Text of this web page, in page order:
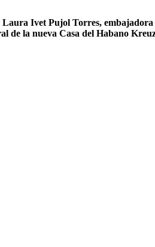
Ivet Pujol Torres, embajadora
de la nueva Casa del Habano